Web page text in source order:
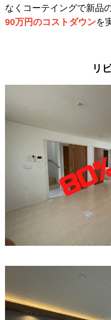
なくコーテイングで新品
90万円のコストダウンを
リ